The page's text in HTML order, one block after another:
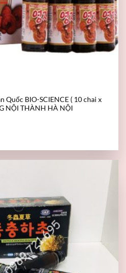
Quốc BIO-SCIENCE ( 10 chai x
NỘI THÀNH HÀ NỘI